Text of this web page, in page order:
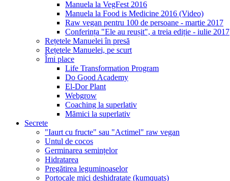
Manuela la VegFest 2016
Manuela la Food is Medicine 2016 (Video)
Raw vegan pentru 100 de persoane - martie 2017
Conferința "Ele au reușit", a treia ediție - iulie 2017
Rețetele Manuelei în presă
Rețetele Manuelei, pe scurt
Îmi place
Life Transformation Program
Do Good Academy
El-Dor Plant
Webgrow
Coaching la superlativ
Mămici la superlativ
Secrete
"Iaurt cu fructe" sau "Actimel" raw vegan
Untul de cocos
Germinarea semințelor
Hidratarea
Pregătirea leguminoaselor
Portocale mici deshidratate (kumquats)